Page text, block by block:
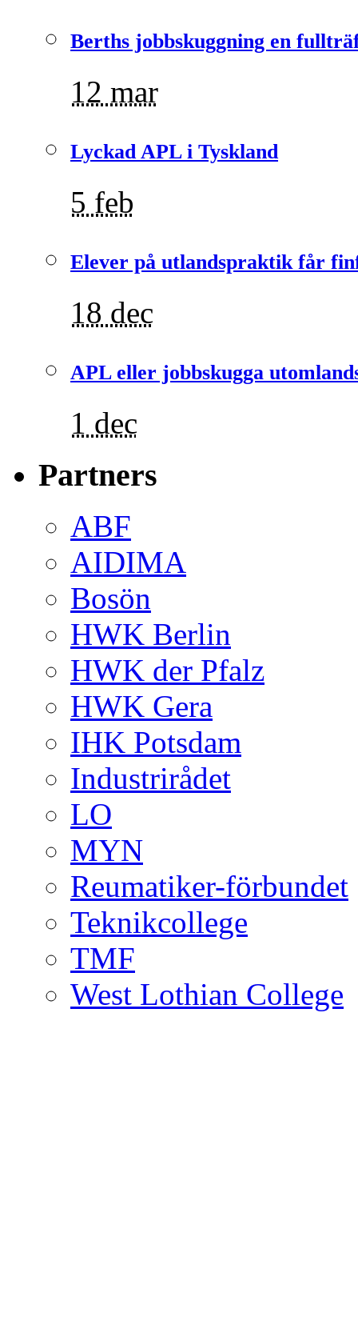
Berths jobbskuggning en
12 mar
Lyckad APL i Tyskland
5 feb
Elever på utlandspraktik får
18 dec
APL eller jobbskugga
1 dec
Partners
ABF
AIDIMA
Bosön
HWK Berlin
HWK der Pfalz
HWK Gera
IHK Potsdam
Industrirådet
LO
MYN
Reumatiker-förbundet
Teknikcollege
TMF
West Lothian College